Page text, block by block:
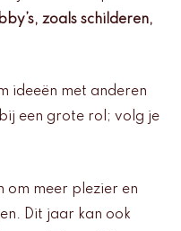
zoals schilderen,
ideeën met anderen
een grote rol; volg je
om meer plezier en
Dit jaar kan ook